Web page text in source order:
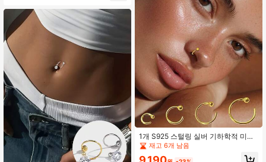
1개 S925 스털링 실버 기하학적 미니
멀리스트 코걸이, 6mm, 8mm, 10mm,
12mm 사이즈 사용 가능. 이 다용도 귀
재고 6개 남음